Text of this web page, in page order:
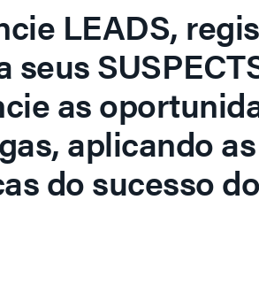
LEADS,
seus
as
aplicando
do sucesso